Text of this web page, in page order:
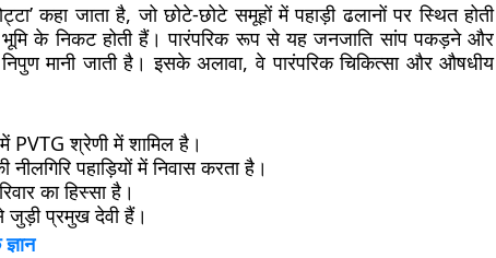
कहा जाता है, जो छोटे-छोटे समूहों में पहाड़ी ढलानों पर स्थित होती
के निकट होती हैं। पारंपरिक रूप से यह जनजाति सांप पकड़ने और
मानी जाती है। इसके अलावा, वे पारंपरिक चिकित्सा और औषधीय
PVTG श्रेणी में शामिल है।
पहाड़ियों में निवास करता है।
का हिस्सा है।
जुड़ी प्रमुख देवी हैं।